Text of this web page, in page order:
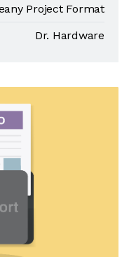
Project Format
Dr. Hardware